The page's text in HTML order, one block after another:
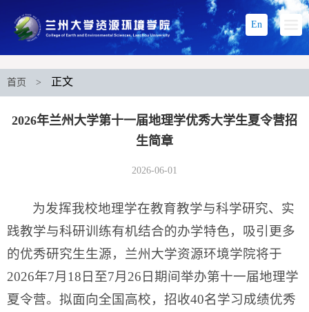
En
首页 > 正文
2026年兰州大学第十一届地理学优秀大学生夏令营招
生简章
2026-06-01
为发挥我校地理学在教育教学与科学研究、实
践教学与科研训练有机结合的办学特色，吸引更多
的优秀研究生生源，兰州大学资源环境学院将于
2026年7月18日至7月26日期间举办第十一届地理学
夏令营。拟面向全国高校，招收40名学习成绩优秀